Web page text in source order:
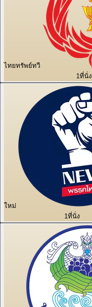
ไทยทรัพย์ทวี
1ที่นั่ง
ใหม่
1ที่นั่ง